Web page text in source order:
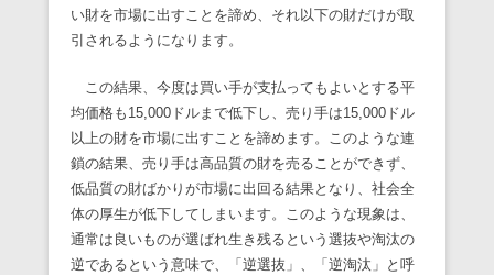
い財を市場に出すことを諦め、それ以下の財だけが取
引されるようになります。
この結果、今度は買い手が支払ってもよいとする平
均価格も15,000ドルまで低下し、売り手は15,000ドル
以上の財を市場に出すことを諦めます。このような連
鎖の結果、売り手は高品質の財を売ることができず、
低品質の財ばかりが市場に出回る結果となり、社会全
体の厚生が低下してしまいます。このような現象は、
通常は良いものが選ばれ生き残るという選抜や淘汰の
逆であるという意味で、「逆選抜」、「逆淘汰」と呼